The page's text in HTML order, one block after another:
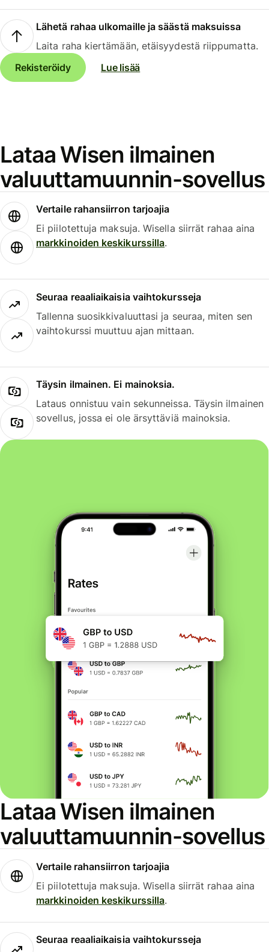
Lähetä rahaa ulkomaille ja säästä maksuissa
Laita raha kiertämään, etäisyydestä riippumatta.
Rekisteröidy
Lue lisää
Lataa Wisen ilmainen
valuuttamuunnin-sovellus
Vertaile rahansiirron tarjoajia
Ei piilotettuja maksuja. Wisella siirrät rahaa aina
markkinoiden keskikurssilla.
Seuraa reaaliaikaisia vaihtokursseja
Tallenna suosikkivaluuttasi ja seuraa, miten sen
vaihtokurssi muuttuu ajan mittaan.
Täysin ilmainen. Ei mainoksia.
Lataus onnistuu vain sekunneissa. Täysin ilmainen
sovellus, jossa ei ole ärsyttäviä mainoksia.
Lataa Wisen ilmainen
valuuttamuunnin-sovellus
Vertaile rahansiirron tarjoajia
Ei piilotettuja maksuja. Wisella siirrät rahaa aina
markkinoiden keskikurssilla.
Seuraa reaaliaikaisia vaihtokursseja